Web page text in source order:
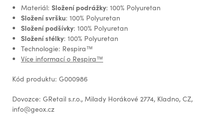
Materiál: Složení podrážky: 100% Polyuretan
Složení svršku: 100% Polyuretan
Složení podšívky: 100% Polyuretan
Složení stélky: 100% Polyuretan
Technologie: Respira™
Více informací o Respira™
Kód produktu: G000986
Dovozce: GRetail s.r.o., Milady Horákové 2774, Kladno, CZ,
info@geox.cz